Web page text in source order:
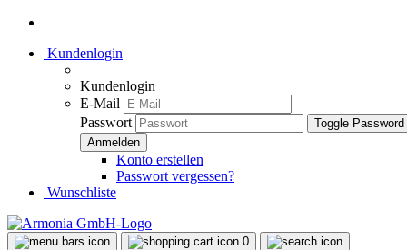
Kundenlogin
Kundenlogin
E-Mail
Passwort
Toggle
Konto erstellen
Passwort vergessen?
Wunschliste
0